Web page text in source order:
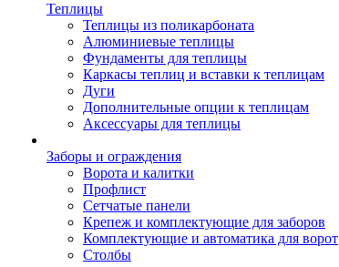
Теплицы
Теплицы из поликарбоната
Алюминиевые теплицы
Фундаменты для теплицы
Каркасы теплиц и вставки к теплицам
Дуги
Дополнительные опции к теплицам
Аксессуары для теплицы
Заборы и ограждения
Ворота и калитки
Профлист
Сетчатые панели
Крепеж и комплектующие для заборов
Комплектующие и автоматика для ворот
Столбы